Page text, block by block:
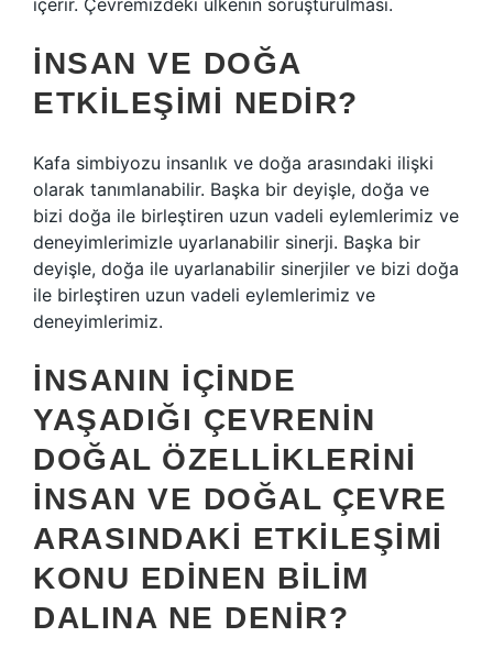
içerir. Çevremizdeki ülkenin soruşturulması.
İNSAN VE DOĞA
ETKILEŞIMI NEDIR?
Kafa simbiyozu insanlık ve doğa arasındaki ilişki
olarak tanımlanabilir. Başka bir deyişle, doğa ve
bizi doğa ile birleştiren uzun vadeli eylemlerimiz ve
deneyimlerimizle uyarlanabilir sinerji. Başka bir
deyişle, doğa ile uyarlanabilir sinerjiler ve bizi doğa
ile birleştiren uzun vadeli eylemlerimiz ve
deneyimlerimiz.
İNSANIN IÇINDE
YAŞADIĞI ÇEVRENIN
DOĞAL ÖZELLIKLERINI
INSAN VE DOĞAL ÇEVRE
ARASINDAKI ETKILEŞIMI
KONU EDINEN BILIM
DALINA NE DENIR?